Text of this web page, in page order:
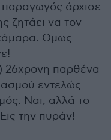
άρχισε
ζητάει να τον
Ομως
26χρονη παρθένα
εντελώς
Ναι, αλλά το
την πυράν!